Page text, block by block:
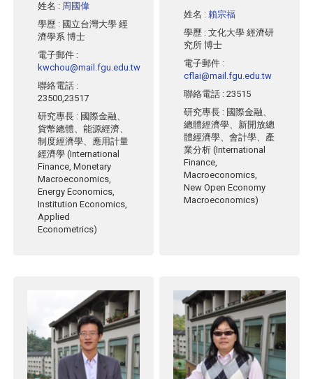
姓名 : 周國偉
學歷 : 國立台灣大學 經
濟學系 博士
電子郵件 :
kwchou@mail.fgu.edu.tw
聯絡電話 :
23500,23517
研究專長 : 國際金融、
貨幣總體、能源經濟、
制度經濟學、應用計量
經濟學 (International
Finance, Monetary
Macroeconomics,
Energy Economics,
Institution Economics,
Applied
Econometrics)
姓名 : 賴宗福
學歷 : 文化大學 經濟研
究所 博士
電子郵件 :
cflai@mail.fgu.edu.tw
聯絡電話 : 23515
研究專長 : 國際金融、
總體經濟學、新開放總
體經濟學、會計學、產
業分析 (International
Finance,
Macroeconomics,
New Open Economy
Macroeconomics)